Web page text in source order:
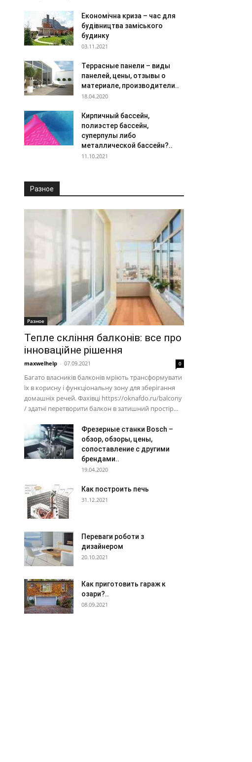
Економічна криза – час для
будівництва заміського
будинку
03.11.2021
Террасные панели – виды
панелей, цены, отзывы о
материале, производители..
18.04.2020
Кирпичный бассейн,
полиэстер бассейн,
суперпулы либо
металлической бассейн?..
11.10.2021
Разное
Разное
Тепле скління балконів: все про
інноваційне рішення
maxwelhelp - 07.09.2021 0
Багато власників балконів мріють трансформувати
їх в корисну і функціональну зону для зберігання
домашніх речей. Фахівці https://oknafdo.ru/balcony
/ здатні перетворити балкон в затишний простір...
Фрезерные станки Bosch –
обзор, обзоры, цены,
сопоставление с другими
брендами..
19.04.2020
Как построить печь
31.12.2021
Переваги роботи з
дизайнером
20.10.2021
Как приготовить гараж к
озари?..
08.09.2021